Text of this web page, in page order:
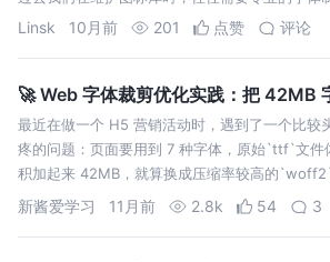
标库后再给
Linsk 10月前 201 点赞 评论
🚀 Web 字体裁剪优化实践：把 42MB
最近在做一个 H5 营销活动时，遇到了一个比较
疼的问题：页面要用到 7 种字体，原始`ttf`文件
积加起来 42MB，就算换成压缩率较高的
式也需 20MB 左右
新酱爱学习 11月前 2.8k 54 3